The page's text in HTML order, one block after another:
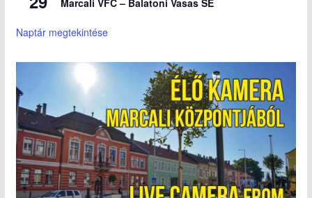
Naptár megtekintése